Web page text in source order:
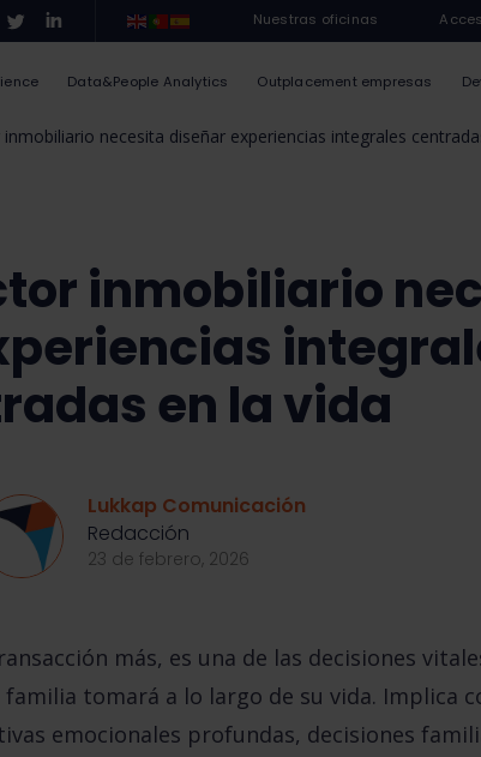
Nuestras oficinas
Data&People Analytics Outplacement empresas
necesita diseñar experiencias integrales
inmobiliario
en la vida
Lukkap Comunicación
Redacción
23 de febrero, 2026
más, es una de las decisiones
tomará a lo largo de su vida. Implica
emocionales profundas, decisiones